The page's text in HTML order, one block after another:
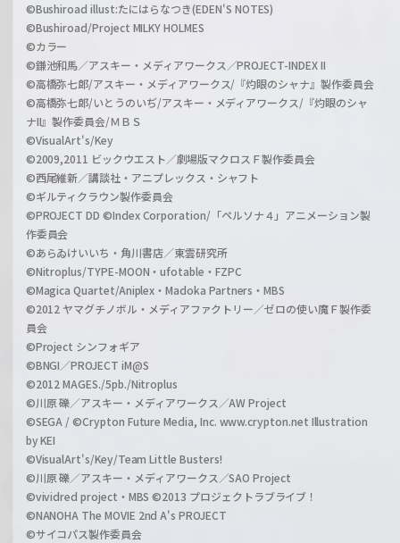
©Bushiroad illust:たにはらなつき(EDEN'S NOTES)
©Bushiroad/Project MILKY HOLMES
©カラー
©鎌池和馬／アスキー・メディアワークス／PROJECT-INDEX II
©高橋弥七郎/アスキー・メディアワークス/『灼眼のシャナ』製作委員会
©高橋弥七郎/いとうのいぢ/アスキー・メディアワークス/『灼眼のシャ
ナII』製作委員会/ＭＢＳ
©VisualArt's/Key
©2009,2011 ビックウエスト／劇場版マクロスＦ製作委員会
©西尾維新／講談社・アニプレックス・シャフト
©ギルティクラウン製作委員会
©PROJECT DD ©Index Corporation/「ペルソナ４」アニメーション製
作委員会
©あらゐけいいち・角川書店／東雲研究所
©Nitroplus/TYPE-MOON・ufotable・FZPC
©Magica Quartet/Aniplex・Madoka Partners・MBS
©2012 ヤマグチノボル・メディアファクトリー／ゼロの使い魔Ｆ製作委
員会
©Project シンフォギア
©BNGI／PROJECT iM@S
©2012 MAGES./5pb./Nitroplus
©川原 礫／アスキー・メディアワークス／AW Project
©SEGA / ©Crypton Future Media, Inc. www.crypton.net Illustration
by KEI
©VisualArt's/Key/Team Little Busters!
©川原 礫／アスキー・メディアワークス／SAO Project
©vividred project・MBS ©2013 プロジェクトラブライブ！
©NANOHA The MOVIE 2nd A's PROJECT
©サイコパス製作委員会